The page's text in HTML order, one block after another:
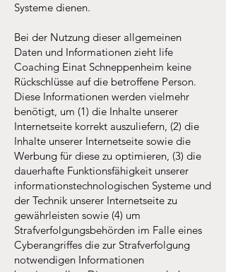
Systeme dienen.
Bei der Nutzung dieser allgemeinen
Daten und Informationen zieht life
Coaching Einat Schneppenheim keine
Rückschlüsse auf die betroffene Person.
Diese Informationen werden vielmehr
benötigt, um (1) die Inhalte unserer
Internetseite korrekt auszuliefern, (2) die
Inhalte unserer Internetseite sowie die
Werbung für diese zu optimieren, (3) die
dauerhafte Funktionsfähigkeit unserer
informationstechnologischen Systeme und
der Technik unserer Internetseite zu
gewährleisten sowie (4) um
Strafverfolgungsbehörden im Falle eines
Cyberangriffes die zur Strafverfolgung
notwendigen Informationen